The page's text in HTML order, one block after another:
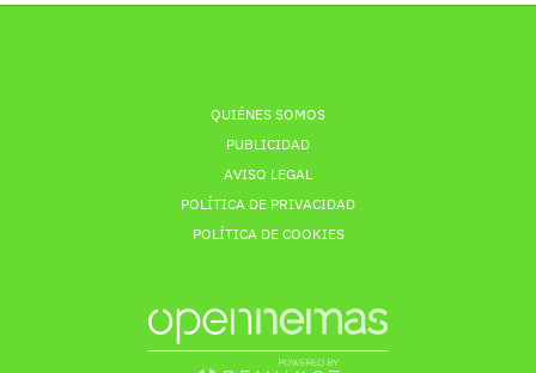
QUIÉNES SOMOS
PUBLICIDAD
AVISO LEGAL
POLÍTICA DE PRIVACIDAD
POLÍTICA DE COOKIES